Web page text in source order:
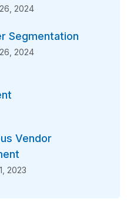
2024
Segmentation
2024
Vendor
2023